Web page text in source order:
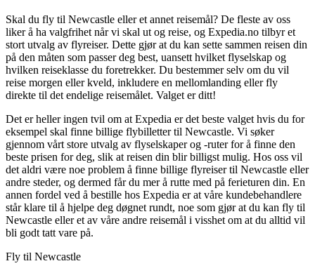
Skal du fly til Newcastle eller et annet reisemål? De fleste av oss
liker å ha valgfrihet når vi skal ut og reise, og Expedia.no tilbyr et
stort utvalg av flyreiser. Dette gjør at du kan sette sammen reisen din
på den måten som passer deg best, uansett hvilket flyselskap og
hvilken reiseklasse du foretrekker. Du bestemmer selv om du vil
reise morgen eller kveld, inkludere en mellomlanding eller fly
direkte til det endelige reisemålet. Valget er ditt!
Det er heller ingen tvil om at Expedia er det beste valget hvis du for
eksempel skal finne billige flybilletter til Newcastle. Vi søker
gjennom vårt store utvalg av flyselskaper og -ruter for å finne den
beste prisen for deg, slik at reisen din blir billigst mulig. Hos oss vil
det aldri være noe problem å finne billige flyreiser til Newcastle eller
andre steder, og dermed får du mer å rutte med på ferieturen din. En
annen fordel ved å bestille hos Expedia er at våre kundebehandlere
står klare til å hjelpe deg døgnet rundt, noe som gjør at du kan fly til
Newcastle eller et av våre andre reisemål i visshet om at du alltid vil
bli godt tatt vare på.
Fly til Newcastle